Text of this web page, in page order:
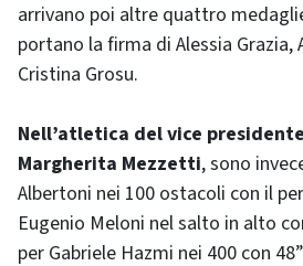
arrivano poi altre quattro
portano la firma di Alessia Grazia,
Cristina Grosu.
Nell’atletica del vice
Margherita Mezzetti, sono
Albertoni nei 100 ostacoli con il
Eugenio Meloni nel salto in alto
per Gabriele Hazmi nei 400 con